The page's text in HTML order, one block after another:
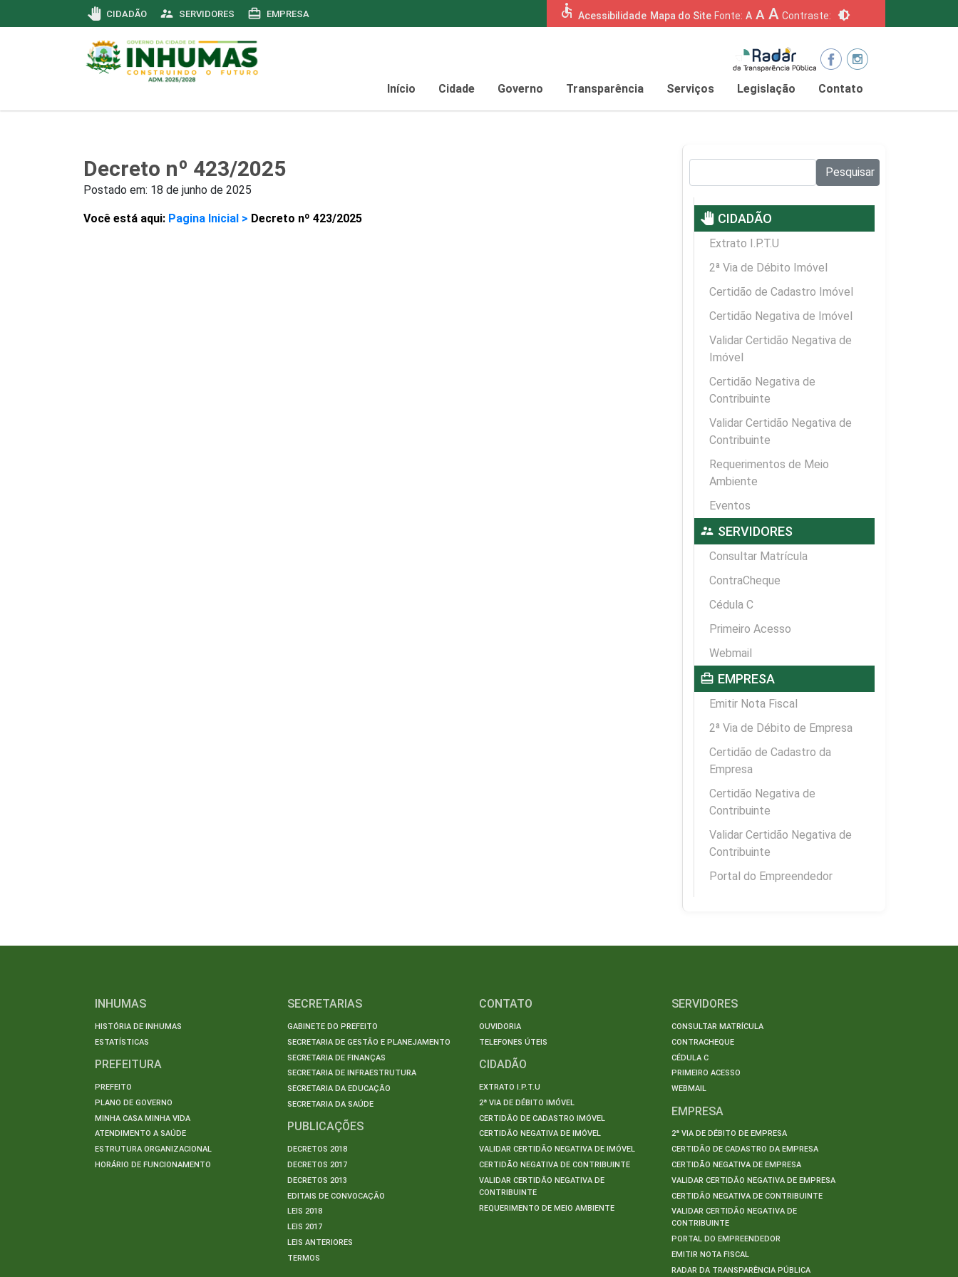
pan_tool CIDADÃO supervisor_account SERVIDORES card_travel EMPRESA accessible Acessibilidade Mapa do Site Fonte: A A A Contraste: brightness_6
Início Cidade Governo Transparência Serviços Legislação Contato
Decreto nº 423/2025
Postado em: 18 de junho de 2025
Você está aqui: Pagina Inicial > Decreto nº 423/2025
Pesquisar
pan_tool CIDADÃO
Extrato I.P.T.U
2ª Via de Débito Imóvel
Certidão de Cadastro Imóvel
Certidão Negativa de Imóvel
Validar Certidão Negativa de
Imóvel
Certidão Negativa de
Contribuinte
Validar Certidão Negativa de
Contribuinte
Requerimentos de Meio
Ambiente
Eventos
supervisor_account SERVIDORES
Consultar Matrícula
ContraCheque
Cédula C
Primeiro Acesso
Webmail
card_travel EMPRESA
Emitir Nota Fiscal
2ª Via de Débito de Empresa
Certidão de Cadastro da
Empresa
Certidão Negativa de
Contribuinte
Validar Certidão Negativa de
Contribuinte
Portal do Empreendedor
INHUMAS
HISTÓRIA DE INHUMAS
ESTATÍSTICAS
PREFEITURA
PREFEITO
PLANO DE GOVERNO
MINHA CASA MINHA VIDA
ATENDIMENTO A SAÚDE
ESTRUTURA ORGANIZACIONAL
HORÁRIO DE FUNCIONAMENTO
SECRETARIAS
GABINETE DO PREFEITO
SECRETARIA DE GESTÃO E PLANEJAMENTO
SECRETARIA DE FINANÇAS
SECRETARIA DE INFRAESTRUTURA
SECRETARIA DA EDUCAÇÃO
SECRETARIA DA SAÚDE
PUBLICAÇÕES
DECRETOS 2018
DECRETOS 2017
DECRETOS 2013
EDITAIS DE CONVOCAÇÃO
LEIS 2018
LEIS 2017
LEIS ANTERIORES
TERMOS
CONTATO
OUVIDORIA
TELEFONES ÚTEIS
CIDADÃO
EXTRATO I.P.T.U
2ª VIA DE DÉBITO IMÓVEL
CERTIDÃO DE CADASTRO IMÓVEL
CERTIDÃO NEGATIVA DE IMÓVEL
VALIDAR CERTIDÃO NEGATIVA DE IMÓVEL
CERTIDÃO NEGATIVA DE CONTRIBUINTE
VALIDAR CERTIDÃO NEGATIVA DE
CONTRIBUINTE
REQUERIMENTO DE MEIO AMBIENTE
SERVIDORES
CONSULTAR MATRÍCULA
CONTRACHEQUE
CÉDULA C
PRIMEIRO ACESSO
WEBMAIL
EMPRESA
2ª VIA DE DÉBITO DE EMPRESA
CERTIDÃO DE CADASTRO DA EMPRESA
CERTIDÃO NEGATIVA DE EMPRESA
VALIDAR CERTIDÃO NEGATIVA DE EMPRESA
CERTIDÃO NEGATIVA DE CONTRIBUINTE
VALIDAR CERTIDÃO NEGATIVA DE
CONTRIBUINTE
PORTAL DO EMPREENDEDOR
EMITIR NOTA FISCAL
RADAR DA TRANSPARÊNCIA PÚBLICA